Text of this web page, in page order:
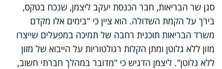
סגן שר הבריאות, חבר הכנסת יעקב ליצמן, שנכח בטקס,
בירך על הקמת השדולה. הוא ציין כי "בימים אלו מקדם
משרד הבריאות תוכנית רחבה של תמיכה במפעלים שייצרו
מזון ללא גלוטן ומתן הקלות רגולטוריות על הייבוא של מזון
ללא גלוטן". ליצמן הדגיש כי "מדובר במהלך חברתי חשוב,